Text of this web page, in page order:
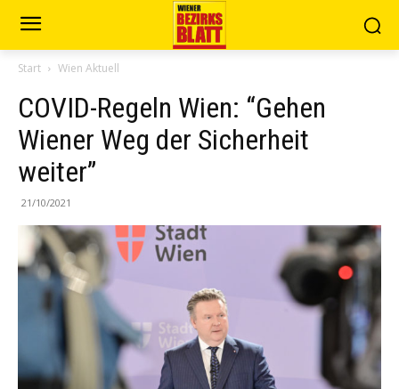
Start Wien Aktuell
COVID-Regeln Wien: “Gehen
Wiener Weg der Sicherheit
weiter”
21/10/2021